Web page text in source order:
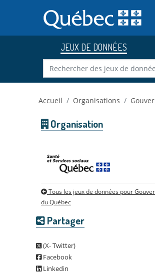
au
contenu
JEUX DE DONNÉES
Accueil Organisations
Organisation
Tous les jeux de données pour
du Québec
Partager
(X- Twitter)
Facebook
Linkedin